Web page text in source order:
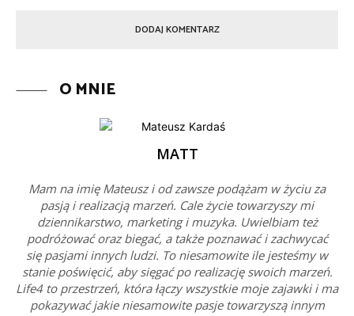
O MNIE
MATT
Mam na imię Mateusz i od zawsze podążam w życiu za
pasją i realizacją marzeń. Cale życie towarzyszy mi
dziennikarstwo, marketing i muzyka. Uwielbiam też
podróżować oraz biegać, a także poznawać i zachwycać
się pasjami innych ludzi. To niesamowite ile jesteśmy w
stanie poświęcić, aby sięgać po realizację swoich marzeń.
Life4 to przestrzeń, która łączy wszystkie moje zajawki i ma
pokazywać jakie niesamowite pasje towarzyszą innym